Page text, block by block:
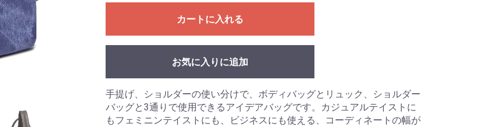
カートに入れる
お気に入りに追加
手提げ、ショルダーの使い分けで、ボディバッグとリュック、ショルダー
バッグと3通りで使用できるアイデアバッグです。カジュアルテイストに
もフェミニンテイストにも、ビジネスにも使える、コーディネートの幅が